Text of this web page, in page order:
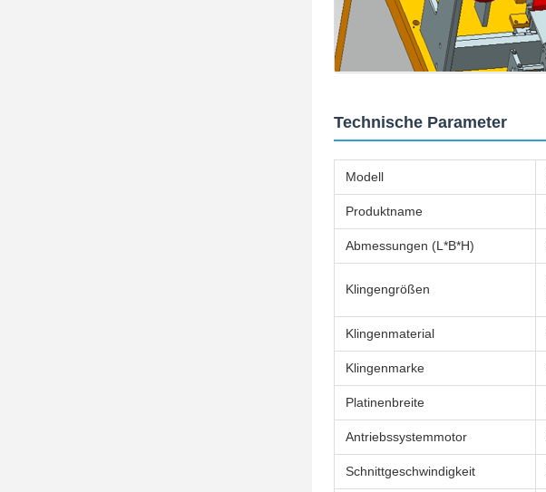
Technische Parameter
Modell
Produktname
Abmessungen (L*B*H)
Klingengrößen
Klingenmaterial
Klingenmarke
Platinenbreite
Antriebssystemmotor
Schnittgeschwindigkeit